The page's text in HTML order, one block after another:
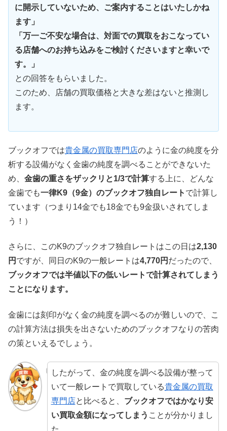
に開示していないため、ご案内することはいたしかね
ます」
「万一ご不安な場合は、対面での買取をおこなってい
る店舗へのお持ち込みをご検討くださいますと幸いで
す。」
との回答をもらいました。
このため、店舗の買取価格と大きな差はないと推測し
ます。
ブックオフでは貴金属の買取専門店のように金の純度を分
析する設備がなく金歯の純度を調べることができないた
め、 金歯の重さをザックリと1/3で計算する上に、どんな
金歯でも一律K9（9金）のブックオフ独自レート で計算し
ています（つまり14金でも18金でも9金扱いされてしま
う！）
さらに、このK9のブックオフ独自レートはこの日は2,130
円 ですが、同日のK9の一般レートは4,770円 だったので、
ブックオフでは半値以下の低いレートで計算されてしまう
ことになります。
金歯には刻印がなく金の純度を調べるのが難しいので、こ
の計算方法は損失を出さないためのブックオフなりの苦肉
の策といえるでしょう。
したがって、金の純度を調べる設備が整って
いて一般レートで買取している貴金属の買取
専門店と比べると、 ブックオフではかなり安
い買取金額になってしまう ことが分かりまし
た。